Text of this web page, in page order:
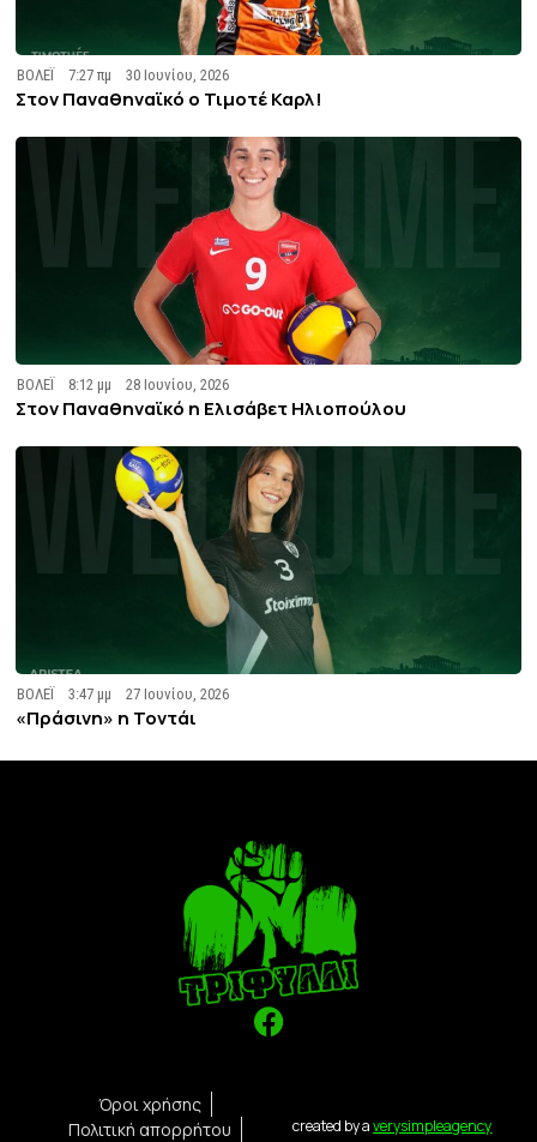
ΒΟΛΕΪ 7:27 πμ 30 Ιουνίου, 2026
Στον Παναθηναϊκό ο Τιμοτέ Καρλ!
ΒΟΛΕΪ 8:12 μμ 28 Ιουνίου, 2026
Στον Παναθηναϊκό η Ελισάβετ Ηλιοπούλου
ΒΟΛΕΪ 3:47 μμ 27 Ιουνίου, 2026
«Πράσινη» η Τοντάι
created by averysimpleagency
Όροι χρήσης
Πολιτική απορρήτου